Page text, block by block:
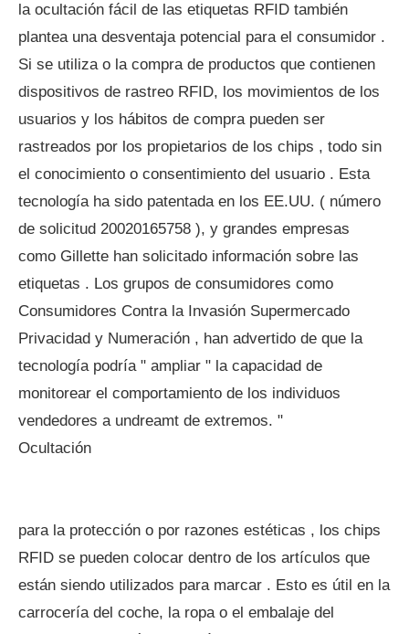
la ocultación fácil de las etiquetas RFID también
plantea una desventaja potencial para el consumidor .
Si se utiliza o la compra de productos que contienen
dispositivos de rastreo RFID, los movimientos de los
usuarios y los hábitos de compra pueden ser
rastreados por los propietarios de los chips , todo sin
el conocimiento o consentimiento del usuario . Esta
tecnología ha sido patentada en los EE.UU. ( número
de solicitud 20020165758 ), y grandes empresas
como Gillette han solicitado información sobre las
etiquetas . Los grupos de consumidores como
Consumidores Contra la Invasión Supermercado
Privacidad y Numeración , han advertido de que la
tecnología podría " ampliar " la capacidad de
monitorear el comportamiento de los individuos
vendedores a undreamt de extremos. "
Ocultación
para la protección o por razones estéticas , los chips
RFID se pueden colocar dentro de los artículos que
están siendo utilizados para marcar . Esto es útil en la
carrocería del coche, la ropa o el embalaje del